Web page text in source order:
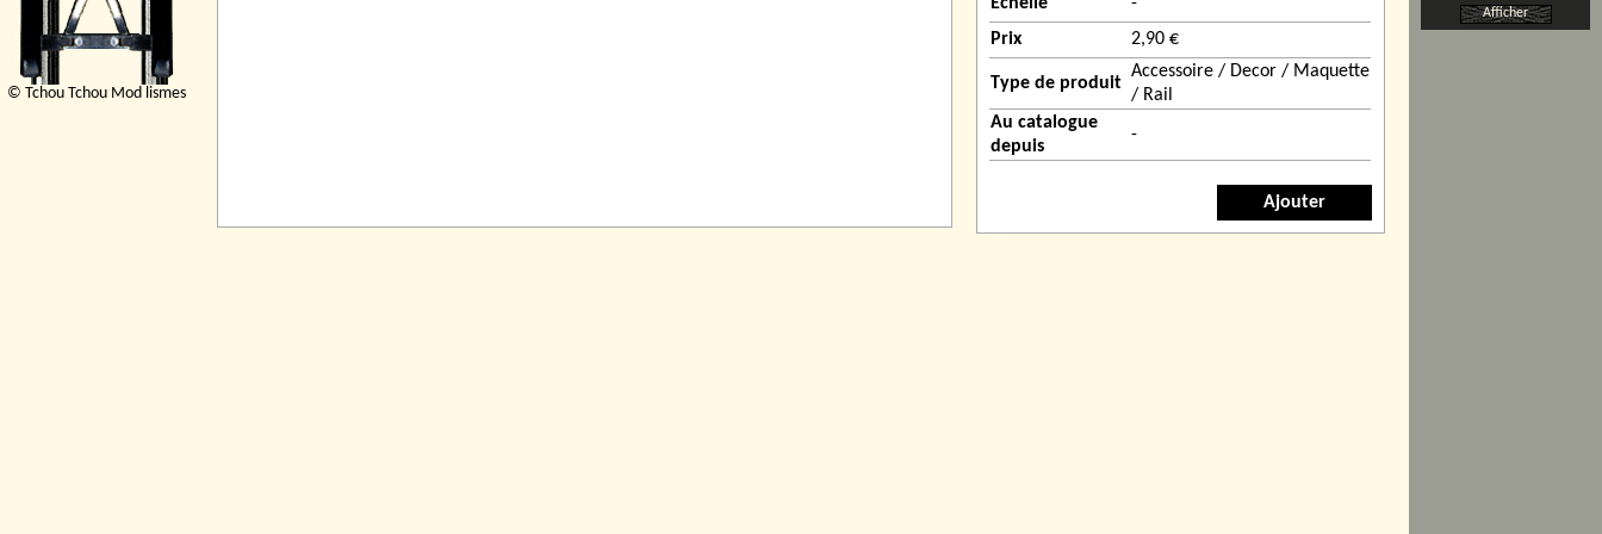
© Tchou Tchou Mod lismes
Prix
2,90 €
Type de produit
Accessoire / Decor / Maquette
/ Rail
Au catalogue
depuis
-
Ajouter
Afficher